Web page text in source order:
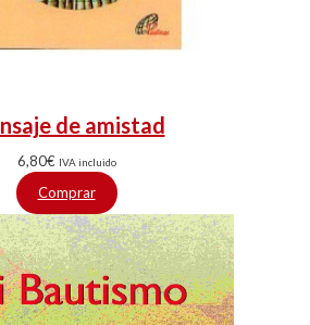
de amistad
6,80€ IVA incluido
Comprar